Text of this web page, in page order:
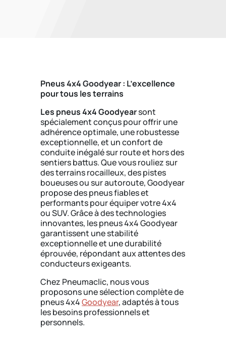
Pneus 4x4 Goodyear : L’excellence
pour tous les terrains
Les pneus 4x4 Goodyearsont
spécialement conçus pour offrir une
adhérence optimale, une robustesse
exceptionnelle, et un confort de
conduite inégalé sur route et hors des
sentiers battus. Que vous rouliez sur
des terrains rocailleux, des pistes
boueuses ou sur autoroute, Goodyear
propose des pneus fiables et
performants pour équiper votre 4x4
ou SUV. Grâce à des technologies
innovantes, les pneus 4x4 Goodyear
garantissent une stabilité
exceptionnelle et une durabilité
éprouvée, répondant aux attentes des
conducteurs exigeants.
Chez Pneumaclic, nous vous
proposons une sélection complète de
pneus 4x4Goodyear, adaptés à tous
les besoins professionnels et
personnels.